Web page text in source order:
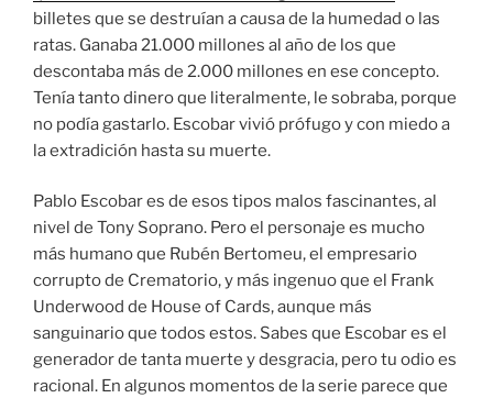
billetes que se destruían a causa de la humedad o las
ratas. Ganaba 21.000 millones al año de los que
descontaba más de 2.000 millones en ese concepto.
Tenía tanto dinero que literalmente, le sobraba, porque
no podía gastarlo. Escobar vivió prófugo y con miedo a
la extradición hasta su muerte.
Pablo Escobar es de esos tipos malos fascinantes, al
nivel de Tony Soprano. Pero el personaje es mucho
más humano que Rubén Bertomeu, el empresario
corrupto de Crematorio, y más ingenuo que el Frank
Underwood de House of Cards, aunque más
sanguinario que todos estos. Sabes que Escobar es el
generador de tanta muerte y desgracia, pero tu odio es
racional. En algunos momentos de la serie parece que